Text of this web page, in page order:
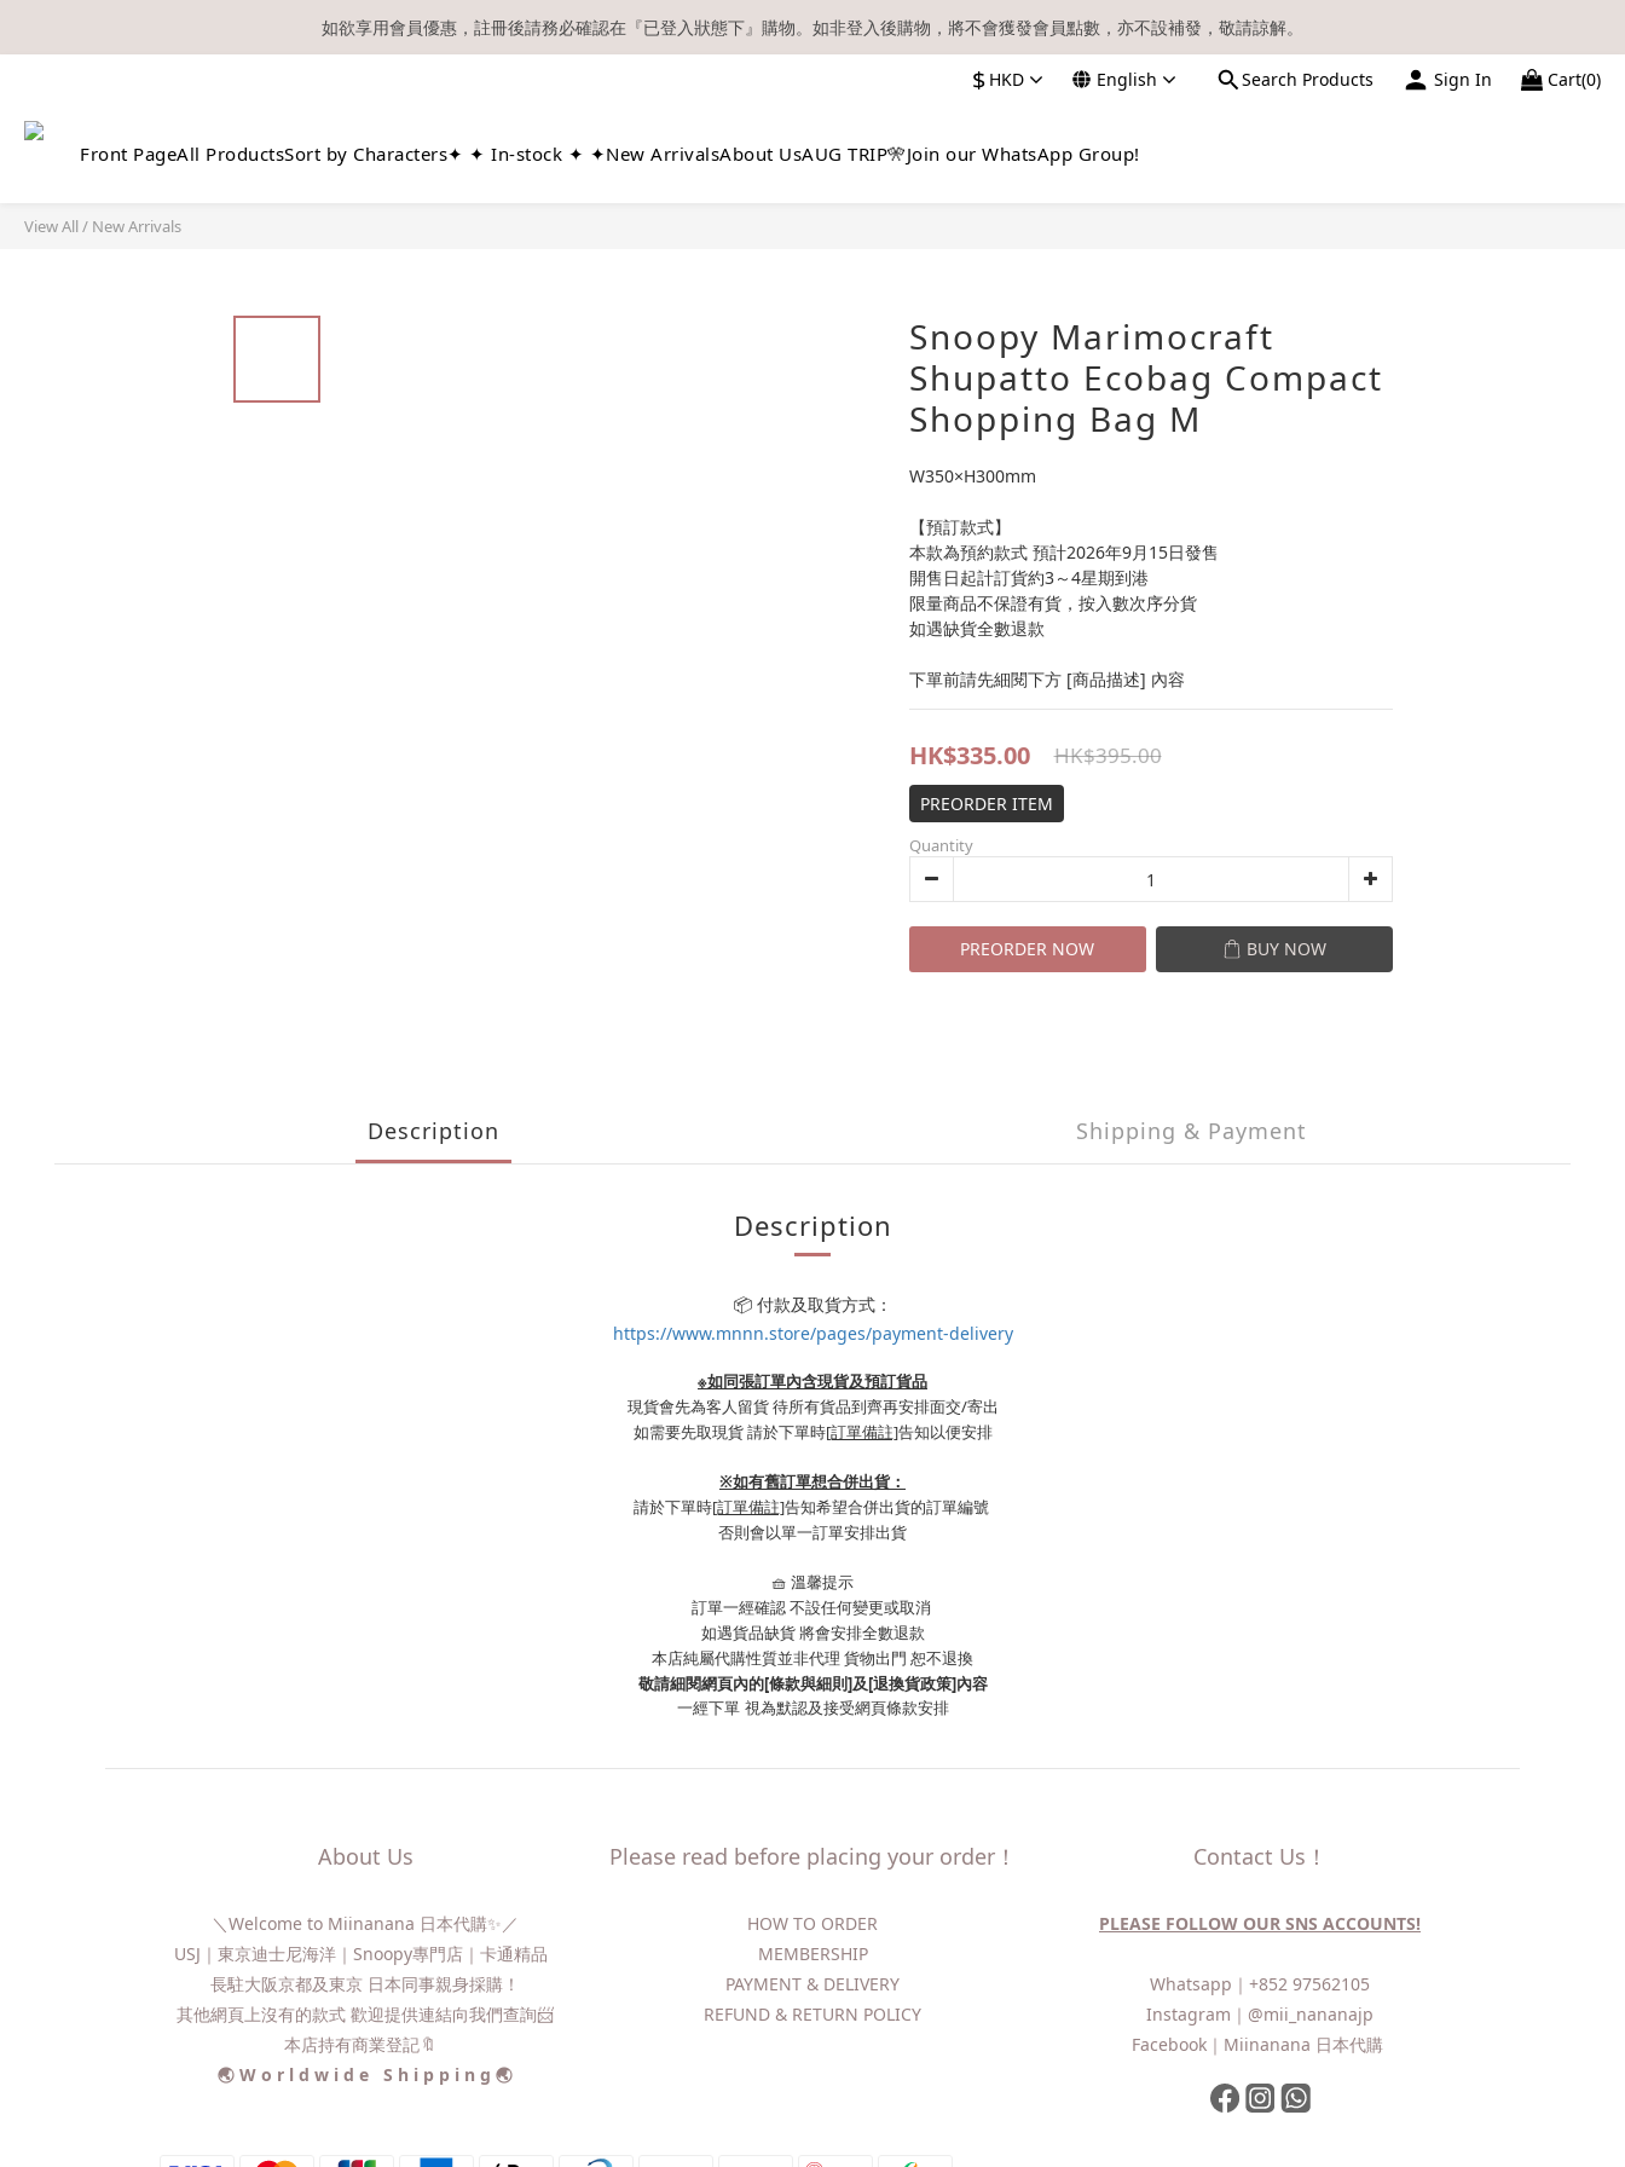
【現貨區】內款式均為在港現貨，現貨區以外的所有貨品都需要訂貨喔！
如欲享用會員優惠，註冊後請務必確認在『已登入狀態下』購物。如非登入後購物，將不會獲發會員點數，亦不設補發，敬請諒解。
溫馨提示：所有順豐快遞／本地及國際郵遞寄出後，本店只會以電郵通知出貨，下單後敬請留意電郵信箱。
$ HKD English Search Products Sign In Cart(0)
Front PageAll ProductsSort by Characters✦ ✦ In-stock ✦ ✦New ArrivalsAbout UsAUG TRIP🎌Join our WhatsApp Group!
View All/ New Arrivals
Snoopy Marimocraft
Shupatto Ecobag Compact
Shopping Bag M
W350×H300mm
【預訂款式】
本款為預約款式 預計2026年9月15日發售
開售日起計訂貨約3～4星期到港
限量商品不保證有貨，按入數次序分貨
如遇缺貨全數退款
下單前請先細閱下方 [商品描述] 內容
HK$335.00 HK$395.00
PREORDER ITEM
Quantity
PREORDER NOW BUY NOW
Description Shipping & Payment
Description
📦 付款及取貨方式：
https://www.mnnn.store/pages/payment-delivery
※如同張訂單內含現貨及預訂貨品
現貨會先為客人留貨 待所有貨品到齊再安排面交/寄出
如需要先取現貨 請於下單時[訂單備註]告知以便安排
※如有舊訂單想合併出貨：
請於下單時[訂單備註]告知希望合併出貨的訂單編號
否則會以單一訂單安排出貨
🧺 溫馨提示
訂單一經確認 不設任何變更或取消
如遇貨品缺貨 將會安排全數退款
本店純屬代購性質並非代理 貨物出門 恕不退換
敬請細閱網頁內的[條款與細則]及[退換貨政策]內容
一經下單 視為默認及接受網頁條款安排
About Us
＼Welcome to Miinanana 日本代購✨／
USJ｜東京迪士尼海洋｜Snoopy專門店｜卡通精品
長駐大阪京都及東京 日本同事親身採購！
其他網頁上沒有的款式 歡迎提供連結向我們查詢📨​
本店持有商業登記🔖
🌏 W o r l d w i d e S h i p p i n g 🌏
Please read before placing your order！
HOW TO ORDER​
MEMBERSHIP
PAYMENT & DELIVERY
REFUND & RETURN POLICY
Contact Us！
PLEASE FOLLOW OUR SNS ACCOUNTS!
Whatsapp｜ +852 97562105
Instagram｜ @mii_nananajp
Facebook｜ Miinanana 日本代購